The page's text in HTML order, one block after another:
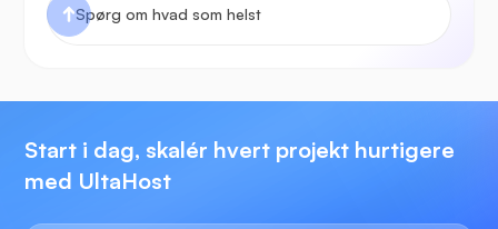
Start i dag, skalér hvert projekt hurtigere
med UltaHost